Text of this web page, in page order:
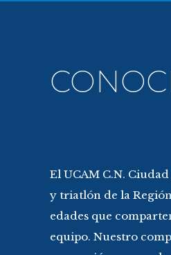
edades que
equipo. Nuestro
superación personal
común de dar lo